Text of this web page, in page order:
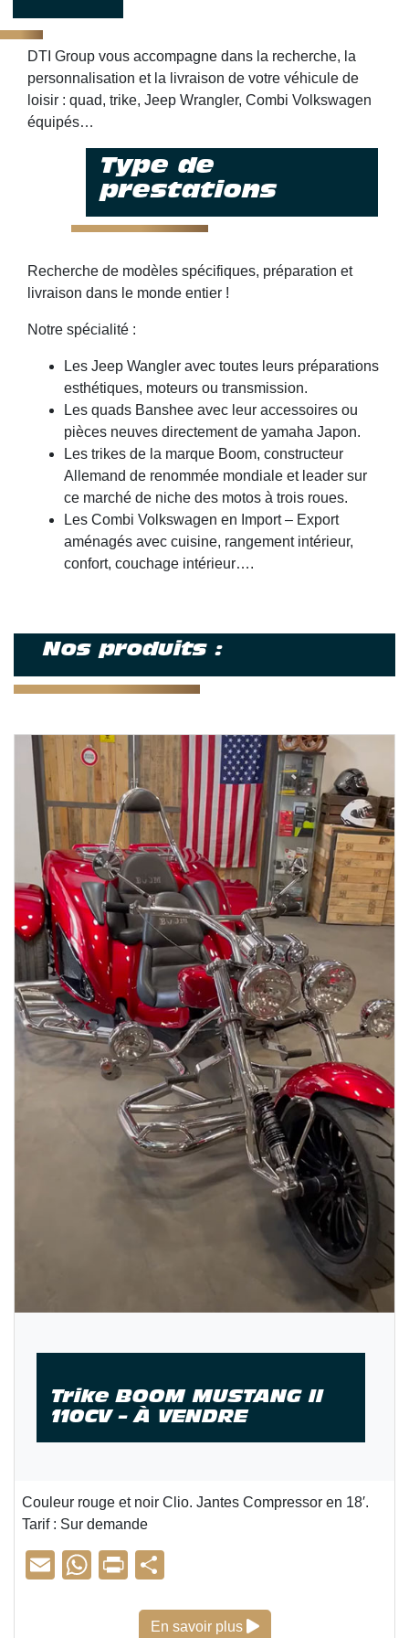
DTI Group vous accompagne dans la recherche, la
personnalisation et la livraison de votre véhicule de
loisir : quad, trike, Jeep Wrangler, Combi Volkswagen
équipés…
Type de
prestations
Recherche de modèles spécifiques, préparation et
livraison dans le monde entier !
Notre spécialité :
Les Jeep Wangler avec toutes leurs préparations
esthétiques, moteurs ou transmission.
Les quads Banshee avec leur accessoires ou
pièces neuves directement de yamaha Japon.
Les trikes de la marque Boom, constructeur
Allemand de renommée mondiale et leader sur
ce marché de niche des motos à trois roues.
Les Combi Volkswagen en Import – Export
aménagés avec cuisine, rangement intérieur,
confort, couchage intérieur….
Nos produits :
Trike BOOM MUSTANG II
110CV – À VENDRE
Couleur rouge et noir Clio. Jantes Compressor en 18′.
Tarif : Sur demande
E
W Pr
ta
En savoir plus Trike BOOM